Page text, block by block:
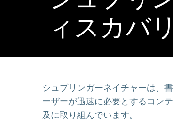
ィスカバ
シュプリンガーネイチャーは、
ーザーが迅速に必要とするコン
及に取り組んでいます。